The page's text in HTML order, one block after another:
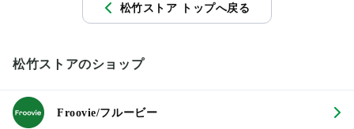
松竹ストア トップへ戻る
松竹ストアのショップ
Froovie/フルービー